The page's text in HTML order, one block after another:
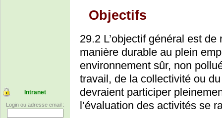
Intranet
Login ou adresse email :
Objectifs
29.2 L’objectif général est
manière durable au plein
environnement sûr, non
travail, de la collectivité ou
devraient participer
l’évaluation des activités se